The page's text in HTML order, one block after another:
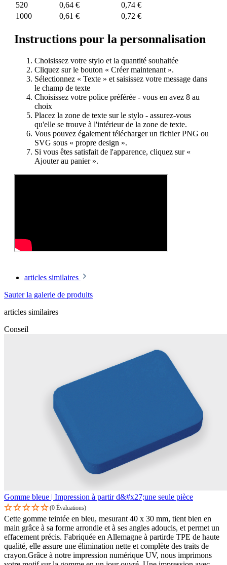
520
0,64 €
0,74 €
1000
0,61 € 0,72 €
Instructions pour la personnalisation
Choisissez votre stylo et la quantité souhaitée
Cliquez sur le bouton « Créer maintenant ».
Sélectionnez « Texte » et saisissez votre message dans
le champ de texte
Choisissez votre police préférée - vous en avez 8 au
choix
Placez la zone de texte sur le stylo - assurez-vous
qu'elle se trouve à l'intérieur de la zone de texte.
Vous pouvez également télécharger un fichier PNG ou
SVG sous « propre design ».
Si vous êtes satisfait de l'apparence, cliquez sur «
Ajouter au panier ».
articles similaires
Sauter la galerie de produits
articles similaires
Conseil
Gomme bleue | Impression à partir d&#x27;une seule pièce
(0 Évaluations)
Cette gomme teintée en bleu, mesurant 40 x 30 mm, tient bien en
main grâce à sa forme arrondie et à ses angles adoucis, et permet un
effacement précis. Fabriquée en Allemagne à partirde TPE de haute
qualité, elle assure une élimination nette et complète des traits de
crayon.Grâce à notre impression numérique UV, nous imprimons